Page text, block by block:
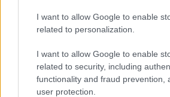
I want to allow Google to enable
related to personalization.
I want to allow Google to enable
related to security, including
functionality and fraud prevention,
user protection.